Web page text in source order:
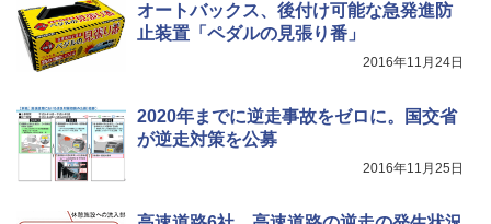
オートバックス、後付け可能な急発進防
止装置「ペダルの見張り番」
2016年11月24日
2020年までに逆走事故をゼロに。国交省
が逆走対策を公募
2016年11月25日